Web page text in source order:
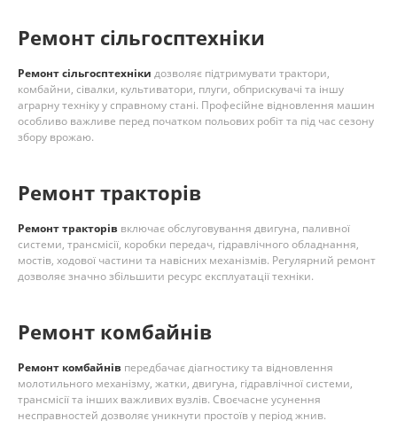
Ремонт сільгосптехніки
Ремонт сільгосптехніки дозволяє підтримувати трактори,
комбайни, сівалки, культиватори, плуги, обприскувачі та іншу
аграрну техніку у справному стані. Професійне відновлення машин
особливо важливе перед початком польових робіт та під час сезону
збору врожаю.
Ремонт тракторів
Ремонт тракторів включає обслуговування двигуна, паливної
системи, трансмісії, коробки передач, гідравлічного обладнання,
мостів, ходової частини та навісних механізмів. Регулярний ремонт
дозволяє значно збільшити ресурс експлуатації техніки.
Ремонт комбайнів
Ремонт комбайнів передбачає діагностику та відновлення
молотильного механізму, жатки, двигуна, гідравлічної системи,
трансмісії та інших важливих вузлів. Своєчасне усунення
несправностей дозволяє уникнути простоїв у період жнив.